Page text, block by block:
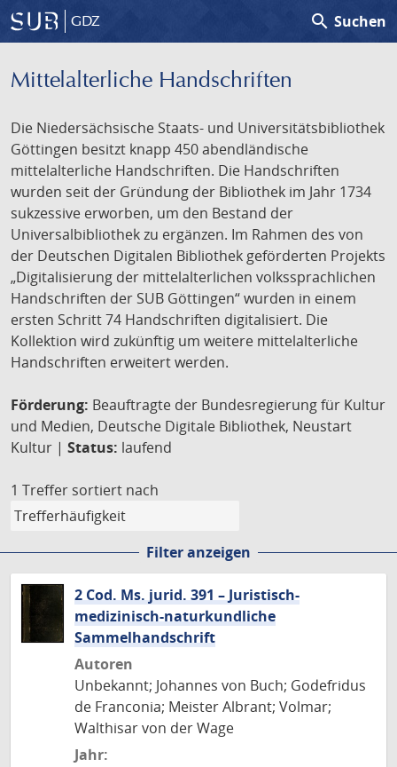
GDZ search Suchen
Mittelalterliche Handschriften
Die Niedersächsische Staats- und Universitätsbibliothek
Göttingen besitzt knapp 450 abendländische
mittelalterliche Handschriften. Die Handschriften
wurden seit der Gründung der Bibliothek im Jahr 1734
sukzessive erworben, um den Bestand der
Universalbibliothek zu ergänzen. Im Rahmen des von
der Deutschen Digitalen Bibliothek geförderten Projekts
„Digitalisierung der mittelalterlichen volkssprachlichen
Handschriften der SUB Göttingen“ wurden in einem
ersten Schritt 74 Handschriften digitalisiert. Die
Kollektion wird zukünftig um weitere mittelalterliche
Handschriften erweitert werden.
Förderung: Beauftragte der Bundesregierung für Kultur
und Medien, Deutsche Digitale Bibliothek, Neustart
Kultur | Status: laufend
1 Treffer sortiert nach
Filter anzeigen
2 Cod. Ms. jurid. 391 – Juristisch-
medizinisch-naturkundliche
Sammelhandschrift
Autoren
Unbekannt; Johannes von Buch; Godefridus
de Franconia; Meister Albrant; Volmar;
Walthisar von der Wage
Jahr: